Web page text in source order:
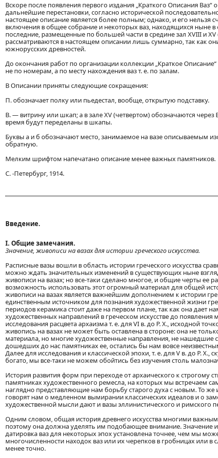
Вскоре после появления первого издания „Краткого Описания
дальнейшие перестановки, согласно исторической
настоящее описание является более полным; однако, и его нельзя
включения в общее собрание и некоторых ваз, находящихся ныне
последние, размещенные по большей части в средине зал XVIII и
рассматриваются в настоящем описании лишь суммарно, так как
южнорусских древностей.
До окончания работ по организации коллекции „Краткое
не по номерам, а по месту нахождения ваз т. е. по залам.
В Описании приняты следующие сокращения:
П. обозначает полку или пьедестал, вообще, открытую подставку.
B. — витрину или шкап; а в зале XV (четвертом) обозначаются
время будут переделаны в шкапы.
Буквы а и б обозначают место, занимаемое на вазе описываемым
обратную.
Мелким шрифтом напечатано описание менее важных памятников.
C. -Петербург, 1914.
Введение.
I. Общие замечания.
Значение, живописи на вазах для истории греческого искусства.
Расписные вазы вошли в область истории греческого искусства
можно ждать значительных изменений в существующих ныне
живописи на вазах; но все-таки сделано многое, и общие черты ее
возможность использовать этот огромный материал для общей
живописи на вазах является важнейшим дополнением к истории
единственным источником для познания художественной жизни
периодов керамика стоит даже на первом плане, так как она дает
художественных направлений в греческом искусстве до
исследования расцвета архаизма т. е. для VI в. до Р. X., исходной
живопись на вазах не может быть оставлена в стороне: она не
материала, но многие художественные направления, не нашедшие
дошедших до нас памятниках ее, остались бы нам вовсе
Далее для исследования и классической эпохи, т. е. для V в. до Р.
богато, мы все-таки не можем обойтись без изучения столь
История развития форм при переходе от архаического к строгому
памятниках художественного ремесла, на которых мы встречаем
наглядно представляющие нам борьбу старого духа с новым. То же
говорят нам о медленном вымирании классических идеалов и о
художественной мысли дают и вазы эллинистического и римского
Одним словом, общая история древнего искусства многими
поэтому она должна уделять им подобающее внимание. Значение
датировка ваз для некоторых эпох установлена точнее, чем мы
многочисленности находок ваз или их черепков в гробницах или
менее точно.